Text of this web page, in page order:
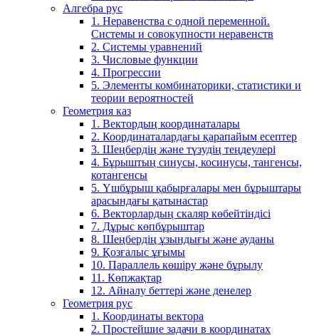
Алгебра рус
1. Неравенства с одной переменной.
Системы и совокупности неравенств
2. Системы уравнений
3. Числовые функции
4. Прогрессии
5. Элементы комбинаторики, статистики и
теории вероятностей
Геометрия каз
1. Вектордың координаталары
2. Координаталардағы қарапайым есептер
3. Шеңбердің және түзудің теңдеулері
4. Бұрыштың синусы, косинусы, тангенсы,
котангенсы
5. Үшбұрыш қабырғалары мен бұрыштары
арасындағы қатынастар
6. Векторлардың скаляр көбейтіндісі
7. Дұрыс көпбұрыштар
8. Шеңбердің ұзындығы және ауданы
9. Қозғалыс ұғымы
10. Параллель көшіру және бұрылу
11. Көпжақтар
12. Айналу беттері және денелер
Геометрия рус
1. Координаты вектора
2. Простейшие задачи в координатах